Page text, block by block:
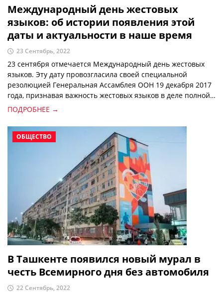
Международный день жестовых
языков: об истории появления этой
даты и актуальности в наше время
23 Сентябрь, 2022
23 сентября отмечается Международный день жестовых
языков. Эту дату провозгласила своей специальной
резолюцией Генеральная Ассамблея ООН 19 декабря 2017
года, признавая важность жестовых языков в деле полной
реализации прав человека для неслышащих людей.
ПОДРОБНЕЕ →
ОБЩЕСТВО
В Ташкенте появился новый мурал в
честь Всемирного дня без автомобиля
22 Сентябрь, 2022